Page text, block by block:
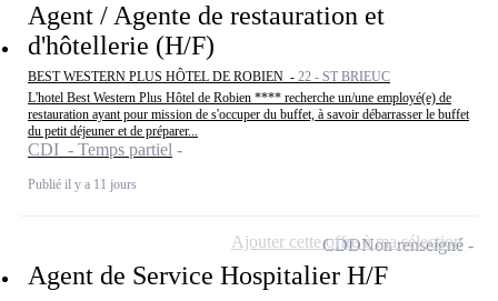
Agent / Agente de restauration et
d'hôtellerie (H/F)
BEST WESTERN PLUS HÔTEL DE ROBIEN - 22 - ST BRIEUC
L'hotel Best Western Plus Hôtel de Robien **** recherche un/une employé(e) de
restauration ayant pour mission de s'occuper du buffet, à savoir débarrasser le buffet
du petit déjeuner et de préparer...
CDI - Temps partiel
Publié il y a 11 jours
Agent de Service Hospitalier H/F
CDDNon renseigné
Ajouter cette offre à ma sélection